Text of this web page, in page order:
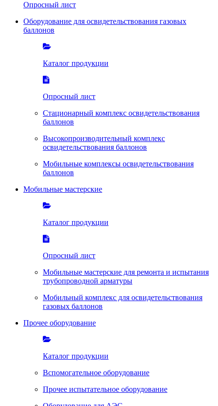
Опросный лист
Оборудование для освидетельствования газовых
баллонов
Каталог продукции
Опросный лист
Стационарный комплекс освидетельствования
баллонов
Высокопроизводительный комплекс
освидетельствования баллонов
Мобильные комплексы освидетельствования
баллонов
Мобильные мастерские
Каталог продукции
Опросный лист
Мобильные мастерские для ремонта и испытания
трубопроводной арматуры
Мобильный комплекс для освидетельствования
газовых баллонов
Прочее оборудование
Каталог продукции
Вспомогательное оборудование
Прочее испытательное оборудование